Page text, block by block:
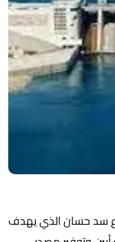
سد حسان الذي يهدف